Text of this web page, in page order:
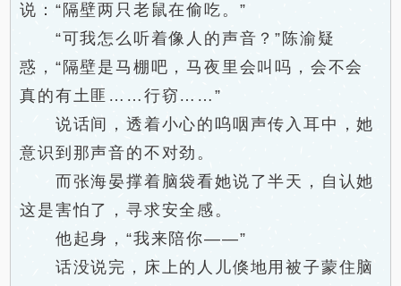
说：“隔壁两只老鼠在偷吃。”
“可我怎么听着像人的声音？”陈渝疑
惑，“隔壁是马棚吧，马夜里会叫吗，会不会
真的有土匪……行窃……”
说话间，透着小心的呜咽声传入耳中，她
意识到那声音的不对劲。
而张海晏撑着脑袋看她说了半天，自认她
这是害怕了，寻求安全感。
他起身，“我来陪你——”
话没说完，床上的人儿倏地用被子蒙住脑